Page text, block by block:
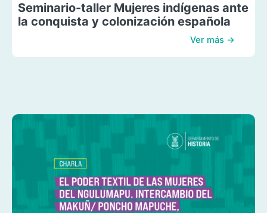
Seminario-taller Mujeres indígenas ante
la conquista y colonización española
Ver más →